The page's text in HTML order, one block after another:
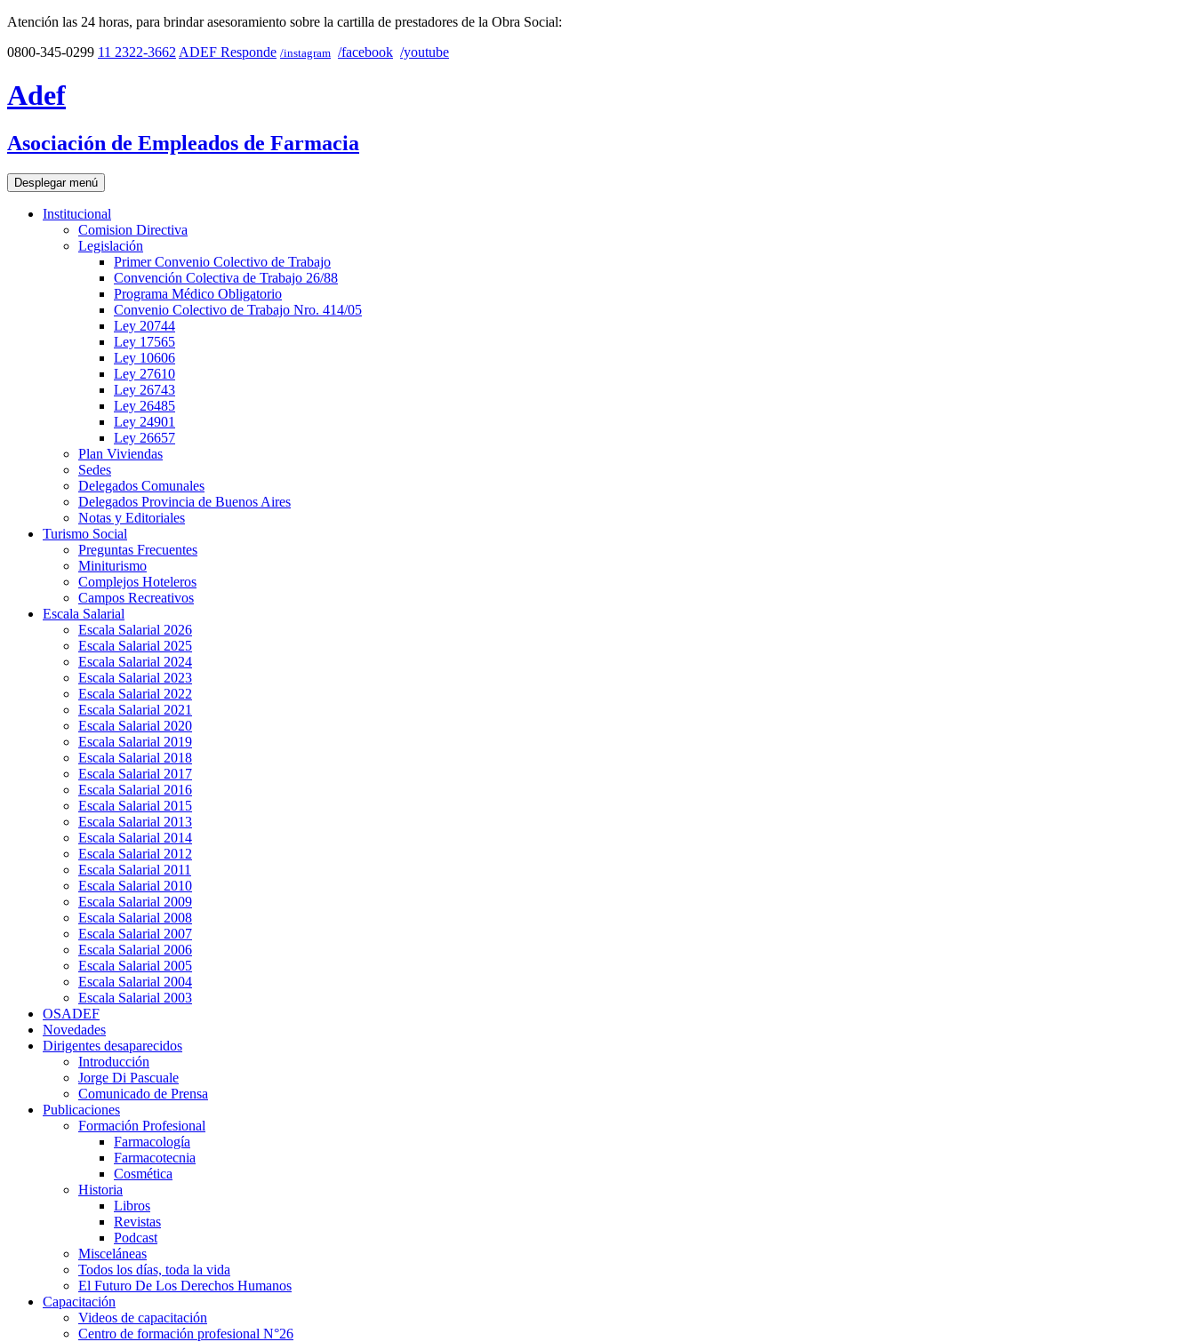
Atención las 24 horas, para brindar asesoramiento sobre la cartilla de prestadores de la Obra Social:
0800-345-0299 11 2322-3662 ADEF Responde /instagram /facebook /youtube
Adef
Asociación de Empleados de Farmacia
Desplegar menú
Institucional
Comision Directiva
Legislación
Primer Convenio Colectivo de Trabajo
Convención Colectiva de Trabajo 26/88
Programa Médico Obligatorio
Convenio Colectivo de Trabajo Nro. 414/05
Ley 20744
Ley 17565
Ley 10606
Ley 27610
Ley 26743
Ley 26485
Ley 24901
Ley 26657
Plan Viviendas
Sedes
Delegados Comunales
Delegados Provincia de Buenos Aires
Notas y Editoriales
Turismo Social
Preguntas Frecuentes
Miniturismo
Complejos Hoteleros
Campos Recreativos
Escala Salarial
Escala Salarial 2026
Escala Salarial 2025
Escala Salarial 2024
Escala Salarial 2023
Escala Salarial 2022
Escala Salarial 2021
Escala Salarial 2020
Escala Salarial 2019
Escala Salarial 2018
Escala Salarial 2017
Escala Salarial 2016
Escala Salarial 2015
Escala Salarial 2013
Escala Salarial 2014
Escala Salarial 2012
Escala Salarial 2011
Escala Salarial 2010
Escala Salarial 2009
Escala Salarial 2008
Escala Salarial 2007
Escala Salarial 2006
Escala Salarial 2005
Escala Salarial 2004
Escala Salarial 2003
OSADEF
Novedades
Dirigentes desaparecidos
Introducción
Jorge Di Pascuale
Comunicado de Prensa
Publicaciones
Formación Profesional
Farmacología
Farmacotecnia
Cosmética
Historia
Libros
Revistas
Podcast
Misceláneas
Todos los días, toda la vida
El Futuro De Los Derechos Humanos
Capacitación
Videos de capacitación
Centro de formación profesional N°26